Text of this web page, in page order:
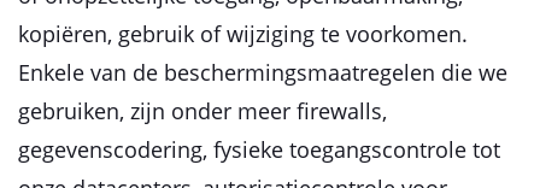
kopiëren, gebruik of wijziging te voorkomen.
Enkele van de beschermingsmaatregelen die we
gebruiken, zijn onder meer firewalls,
gegevenscodering, fysieke toegangscontrole tot